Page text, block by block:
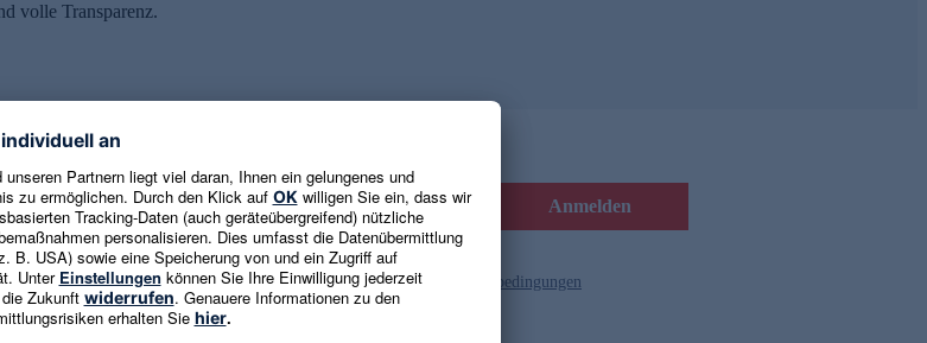
volle Transparenz.
jederzeit in
E-Mail-Adresse eingeben Anmelden
Es gelten die Datenschutzrichtlinienund die Gutscheinbedingungen